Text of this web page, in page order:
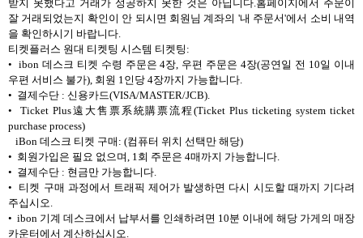
받지 못했다고 거래가 성공하지 못한 것은 아닙니다.홈페이지에서 주문이
잘 거래되었는지 확인이 안 되시면 회원님 계좌의 '내 주문서'에서 소비 내역
을 확인하시기 바랍니다.
티켓플러스 원대 티켓팅 시스템 티켓팅:
• ibon 데스크 티켓 수령 주문은 4장, 우편 주문은 4장(공연일 전 10일 이내
우편 서비스 불가), 회원 1인당 4장까지 가능합니다.
• 결제수단 : 신용카드(VISA/MASTER/JCB).
• Ticket Plus遠大售票系統購票流程(Ticket Plus ticketing system ticket
purchase process)
iBon 데스크 티켓 구매: (컴퓨터 위치 선택만 해당)
• 회원가입은 필요 없으며, 1회 주문은 4매까지 가능합니다.
• 결제수단 : 현금만 가능합니다.
• 티켓 구매 과정에서 트래픽 제어가 발생하면 다시 시도할 때까지 기다려
주십시오.
• ibon 기계 데스크에서 납부서를 인쇄하려면 10분 이내에 해당 가게의 매장
카운터에서 계산하십시오.